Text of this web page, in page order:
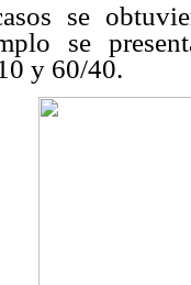
se
se
y 60/40.